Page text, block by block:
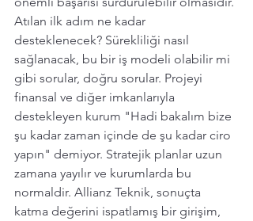
Atılan ilk adım ne kadar
desteklenecek? Sürekliliği nasıl
sağlanacak, bu bir iş modeli olabilir mi
gibi sorular, doğru sorular. Projeyi
finansal ve diğer imkanlarıyla
destekleyen kurum "Hadi bakalım bize
şu kadar zaman içinde de şu kadar ciro
yapın" demiyor. Stratejik planlar uzun
zamana yayılır ve kurumlarda bu
normaldir. Allianz Teknik, sonuçta
katma değerini ispatlamış bir girişim,